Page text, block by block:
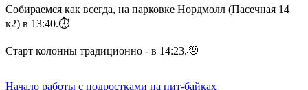
Собираемся как всегда, на парковке Нордмолл (Пасечная 14
к2) в 13:40.⏱️
Старт колонны традиционно - в 14:23.🫡
Начало работы с подростками на пит-байках